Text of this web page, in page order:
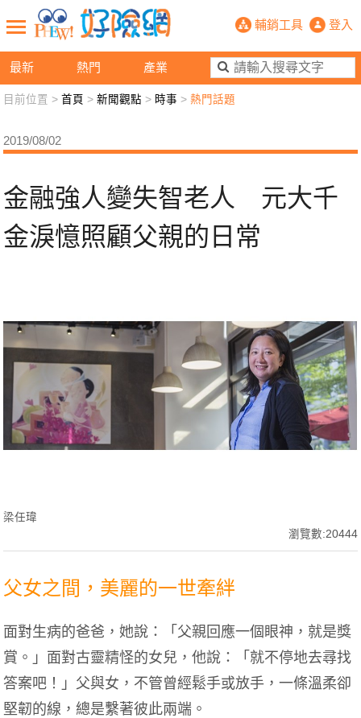
最新 熱門 產業
金融強人變失智老人 元大千金淚
輔銷工具 登入
新聞觀點 業務交流 好險懂生活
退休先準備 好險學堂 輔銷工具 活動專區
目前位置 >首頁 >新聞觀點 > 時事 >熱門話題
2019/08/02
金融強人變失智老人 元大千
金淚憶照顧父親的日常
梁任瑋
瀏覽數:20444
父女之間，美麗的一世牽絆
面對生病的爸爸，她說：「父親回應一個眼神，就是獎
賞。」面對古靈精怪的女兒，他說：「就不停地去尋找
答案吧！」父與女，不管曾經鬆手或放手，一條溫柔卻
堅韌的線，總是繫著彼此兩端。